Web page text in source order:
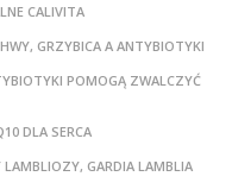
CALIVITA
GRZYBICA A ANTYBIOTYKI
POMOGĄ ZWALCZYĆ
DLA SERCA
GARDIA LAMBLIA